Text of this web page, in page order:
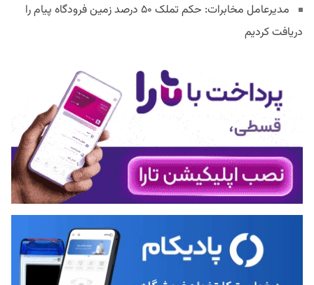
مدیرعامل مخابرات: حکم تملک ۵۰ درصد زمین فرودگاه پیام را
دریافت کردیم